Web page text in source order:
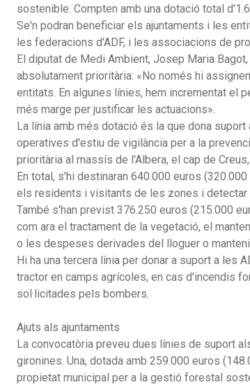
sostenible. Compten amb una dotació total
Se'n podran beneficiar els ajuntaments i les
les federacions d'ADF, i les associacions de
El diputat de Medi Ambient, Josep Maria
absolutament prioritària: «No només hi
entitats. En algunes línies, hem incrementat el
més marge per justificar les actuacions».
La línia amb més dotació és la que dona
operatives d'estiu de vigilància per a la
prioritària al massís de l'Albera, el cap de
En total, s'hi destinaran 640.000 euros
els residents i visitants de les zones i
També s'han previst 376.250 euros (215.000
com ara el tractament de la vegetació, el
o les despeses derivades del lloguer o
Hi ha una tercera línia per donar a suport a les
tractor en camps agrícoles, en cas d'incendis
sol·licitades pels bombers.
Ajuts als ajuntaments
La convocatòria preveu dues línies de suport
gironines. Una, dotada amb 259.000 euros
propietat municipal per a la gestió forestal